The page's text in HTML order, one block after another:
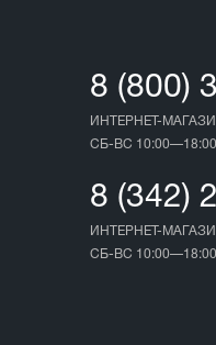
8 (800)
ИНТЕРНЕТ-
СБ-ВС
8 (342)
ИНТЕРНЕТ-
СБ-ВС